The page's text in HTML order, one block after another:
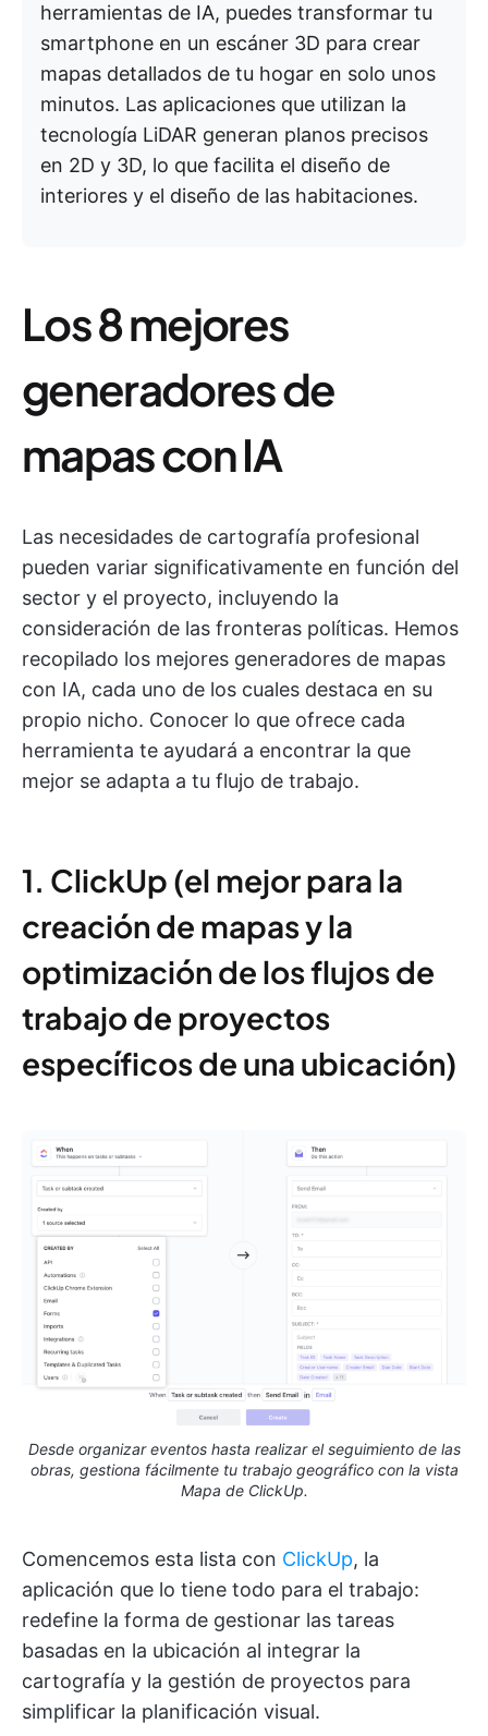
herramientas de IA, puedes transformar tu
smartphone en un escáner 3D para crear
mapas detallados de tu hogar en solo unos
minutos. Las aplicaciones que utilizan la
tecnología LiDAR generan planos precisos
en 2D y 3D, lo que facilita el diseño de
interiores y el diseño de las habitaciones.
Los 8 mejores
generadores de
mapas con IA
Las necesidades de cartografía profesional
pueden variar significativamente en función del
sector y el proyecto, incluyendo la
consideración de las fronteras políticas. Hemos
recopilado los mejores generadores de mapas
con IA, cada uno de los cuales destaca en su
propio nicho. Conocer lo que ofrece cada
herramienta te ayudará a encontrar la que
mejor se adapta a tu flujo de trabajo.
1. ClickUp (el mejor para la
creación de mapas y la
optimización de los flujos de
trabajo de proyectos
específicos de una ubicación)
Desde organizar eventos hasta realizar el seguimiento de las
obras, gestiona fácilmente tu trabajo geográfico con la vista
Mapa de ClickUp.
Comencemos esta lista con ClickUp, la
aplicación que lo tiene todo para el trabajo:
redefine la forma de gestionar las tareas
basadas en la ubicación al integrar la
cartografía y la gestión de proyectos para
simplificar la planificación visual.